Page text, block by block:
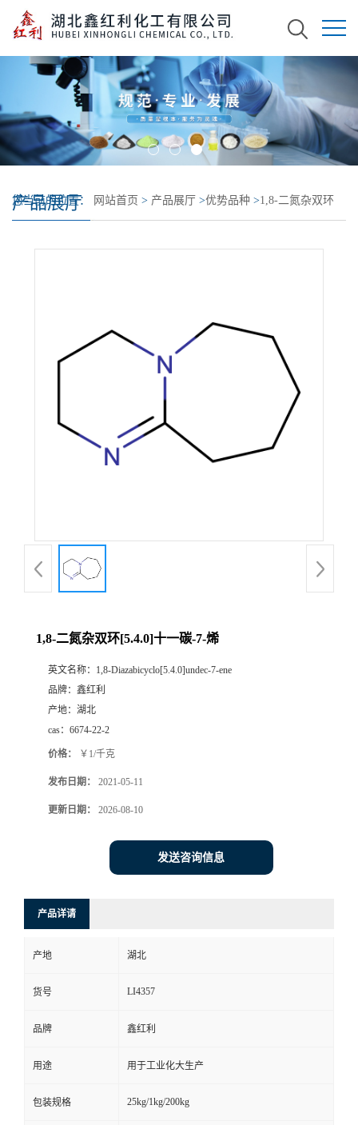
产品展厅
您当前的位置： 网站首页 > 产品展厅 >优势品种 >1,8-二氮杂双环
1,8-二氮杂双环[5.4.0]十一碳-7-烯
英文名称： 1,8-Diazabicyclo[5.4.0]undec-7-ene
品牌： 鑫红利
产地： 湖北
cas： 6674-22-2
价格： ￥1/千克
发布日期： 2021-05-11
更新日期： 2026-08-10
发送咨询信息
产品详请
产地 湖北
货号 LI4357
品牌 鑫红利
用途 用于工业化大生产
包装规格 25kg/1kg/200kg